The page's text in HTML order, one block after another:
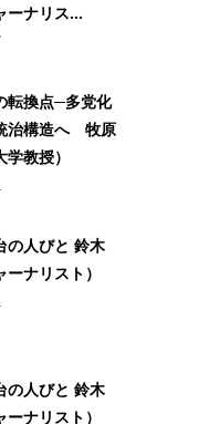
ーナリス...
転換点─多党化
治構造へ 牧原
教授）
の人びと 鈴木
ナリスト）
の人びと 鈴木
ナリスト）